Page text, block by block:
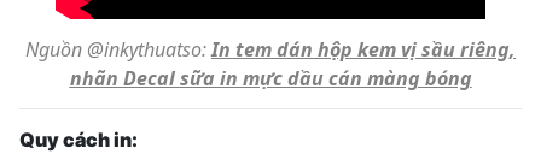
Nguồn @inkythuatso:In tem dán hộp kem vị sầu riêng,
nhãn Decal sữa in mực dầu cán màng bóng
Quy cách in: